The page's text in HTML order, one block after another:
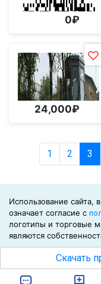
0₽
24,000₽
1 2 3
Использование сайта,
означает согласие с
логотипы и торговые
являются
Скачать